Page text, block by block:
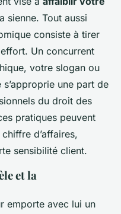
sienne. Tout aussi
consiste à tirer
Un concurrent
votre slogan ou
une part de
du droit des
pratiques peuvent
d’affaires,
sensibilité client.
et la
emporte avec lui un